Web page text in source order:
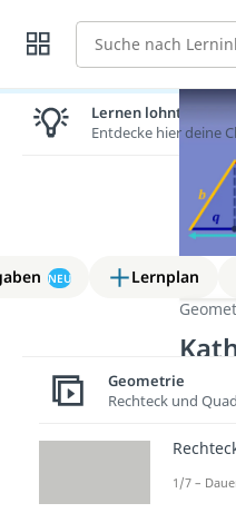
Suche
NEU Lernplan
zum
Lernen lohnt sich!
Entdecke hier deine
Geometrie
Rechteck und
1/7 –